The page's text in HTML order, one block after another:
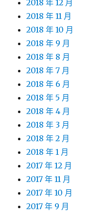
2018 年 12 月
2018 年 11 月
2018 年 10 月
2018 年 9 月
2018 年 8 月
2018 年 7 月
2018 年 6 月
2018 年 5 月
2018 年 4 月
2018 年 3 月
2018 年 2 月
2018 年 1 月
2017 年 12 月
2017 年 11 月
2017 年 10 月
2017 年 9 月